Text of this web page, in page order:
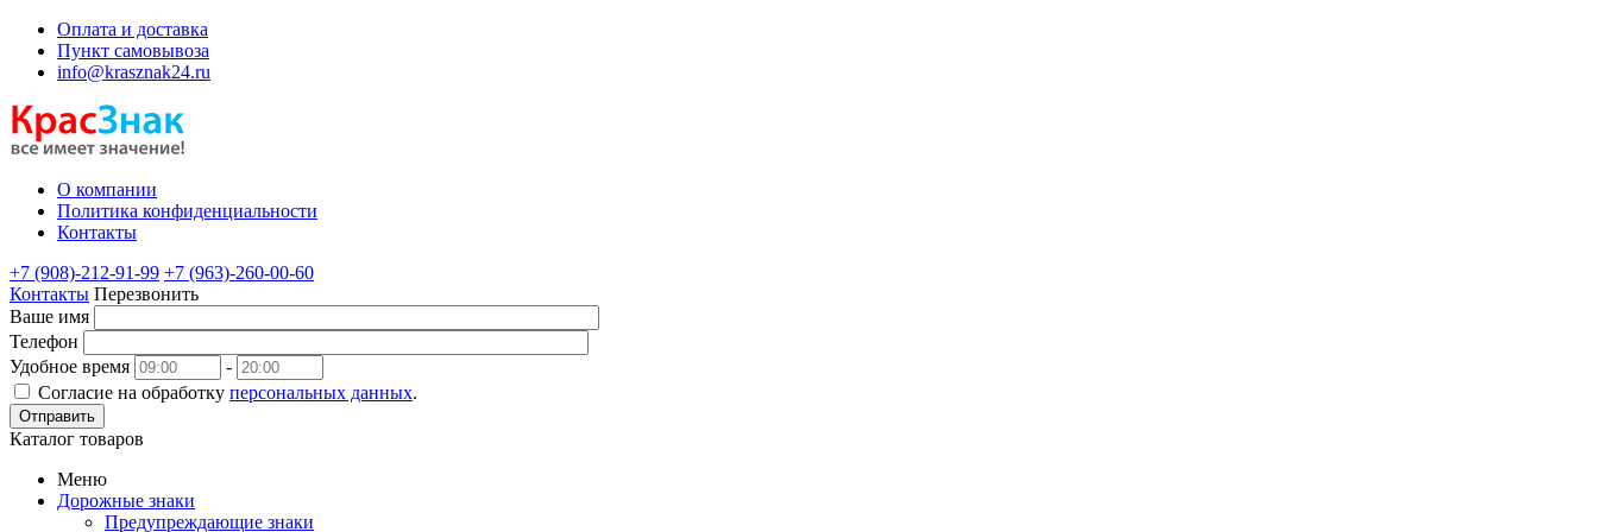
Оплата и доставка
Пункт самовывоза
info@krasznak24.ru
О компании
Политика конфиденциальности
Контакты
+7 (908)-212-91-99 +7 (963)-260-00-60
Контакты Перезвонить
Ваше имя
Телефон
Удобное время
-
Согласие на обработку персональных данных.
Отправить
Каталог товаров
Меню
Дорожные знаки
Предупреждающие знаки